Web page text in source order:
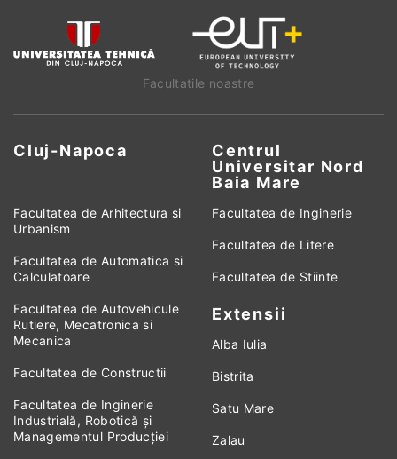
Facultatile noastre
Cluj-Napoca
Centrul
Universitar Nord
Baia Mare
Facultatea de Arhitectura si
Urbanism
Facultatea de Automatica si
Calculatoare
Facultatea de Autovehicule
Rutiere, Mecatronica si
Mecanica
Facultatea de Constructii
Facultatea de Inginerie
Industrială, Robotică și
Managementul Producției
Facultatea de Inginerie
Facultatea de Litere
Facultatea de Stiinte
Extensii
Alba Iulia
Bistrita
Satu Mare
Zalau